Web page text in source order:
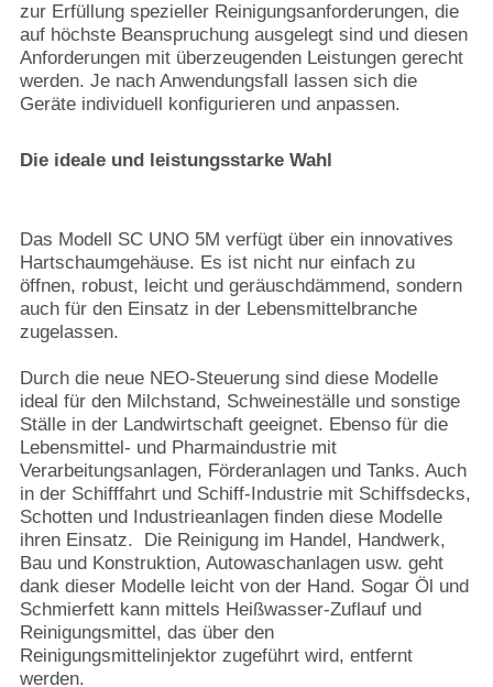
zur Erfüllung spezieller Reinigungsanforderungen, die
auf höchste Beanspruchung ausgelegt sind und diesen
Anforderungen mit überzeugenden Leistungen gerecht
werden. Je nach Anwendungsfall lassen sich die
Geräte individuell konfigurieren und anpassen.
Die ideale und leistungsstarke Wahl
Das Modell SC UNO 5M verfügt über ein innovatives
Hartschaumgehäuse. Es ist nicht nur einfach zu
öffnen, robust, leicht und geräuschdämmend, sondern
auch für den Einsatz in der Lebensmittelbranche
zugelassen.
Durch die neue NEO-Steuerung sind diese Modelle
ideal für den Milchstand, Schweineställe und sonstige
Ställe in der Landwirtschaft geeignet. Ebenso für die
Lebensmittel- und Pharmaindustrie mit
Verarbeitungsanlagen, Förderanlagen und Tanks. Auch
in der Schifffahrt und Schiff-Industrie mit Schiffsdecks,
Schotten und Industrieanlagen finden diese Modelle
ihren Einsatz. Die Reinigung im Handel, Handwerk,
Bau und Konstruktion, Autowaschanlagen usw. geht
dank dieser Modelle leicht von der Hand. Sogar Öl und
Schmierfett kann mittels Heißwasser-Zuflauf und
Reinigungsmittel, das über den
Reinigungsmittelinjektor zugeführt wird, entfernt
werden.